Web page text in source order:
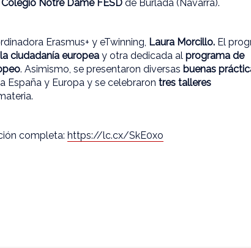
Colegio Notre Dame FESD de Burlada (Navarra).
Erasmus+ y eTwinning, Laura Morcillo. El
la ciudadanía europea y otra dedicada alprograma de
. Asimismo, se presentaron diversas buenas
España y Europa y se celebrarontres talleres
completa: https://lc.cx/SkE0xo